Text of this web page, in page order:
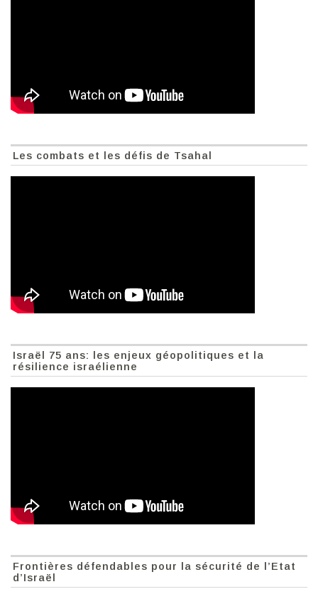
Les combats et les défis de Tsahal
Israël 75 ans: les enjeux géopolitiques et la
résilience israélienne
Frontières défendables pour la sécurité de l’Etat
d’Israël